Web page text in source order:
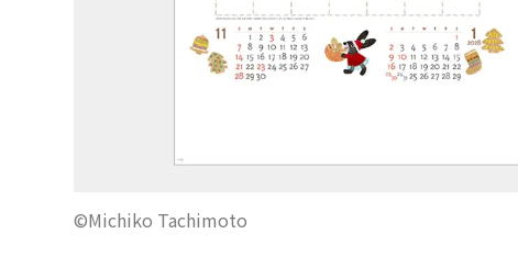
©Michiko Tachimoto